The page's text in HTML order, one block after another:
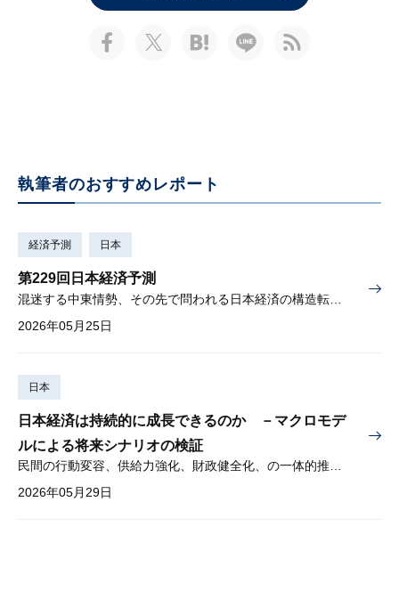
執筆者のおすすめレポート
経済予測 日本
第229回日本経済予測
2026年05月25日
日本
日本経済は持続的に成長できるのか －マクロモデ
ルによる将来シナリオの検証
民間の行動変容、供給力強化、財政健全化、の一体的推進が必要
2026年05月29日